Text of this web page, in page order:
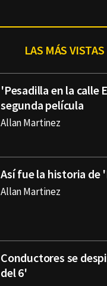
LAS MÁS VISTAS
'Pesadilla en la calle
segunda película
Allan Martinez
Así fue la historia de
Allan Martinez
Conductores se
del 6'